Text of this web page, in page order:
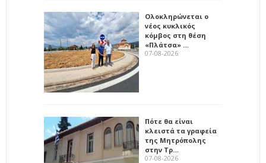
Ολοκληρώνεται ο
νέος κυκλικός
κόμβος στη θέση
«Πλάτσα» …
07-08-2026
Πότε θα είναι
κλειστά τα γραφεία
της Μητρόπολης
στην Τρ…
07-08-2026